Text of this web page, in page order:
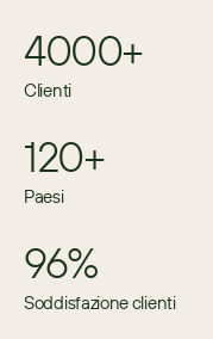
4000+
Clienti
120+
Paesi
96%
Soddisfazione clienti